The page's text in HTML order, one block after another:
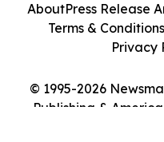
© 1995-2026
Publishing &
AboutPress Release
Terms & Conditions
Privacy